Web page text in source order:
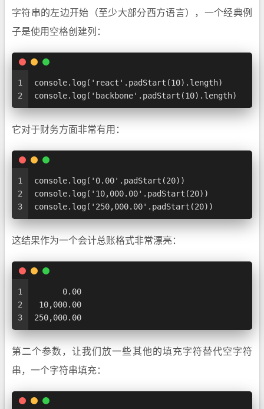
字符串的左边开始（至少大部分西方语言），一个经典例
子是使用空格创建列：
1
2
console.log('react'.padStart(10).length)
console.log('backbone'.padStart(10).length)
它对于财务方面非常有用：
1
2
3
console.log('10,000.00'.padStart(20))
console.log('250,000.00'.padStart(20))
这结果作为一个会计总账格式非常漂亮：
1
2
3
      0.00
10,000.00
250,000.00
第二个参数，让我们放一些其他的填充字符替代空字符
串，一个字符串填充：